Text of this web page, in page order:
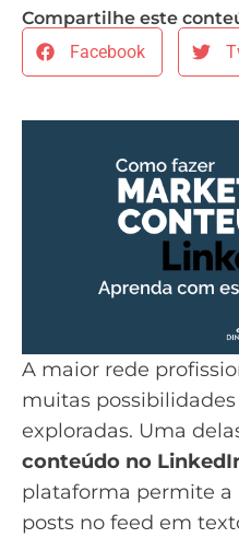
Compartilhe este
Facebook
A maior rede
muitas
exploradas. Uma
conteúdo no
plataforma permite a
posts no feed em